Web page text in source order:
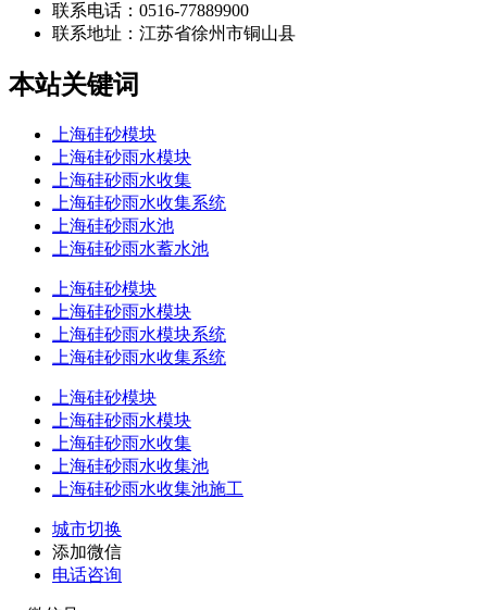
联系电话：0516-77889900
联系地址： 江苏省徐州市铜山县
本站关键词
上海硅砂模块
上海硅砂雨水模块
上海硅砂雨水收集
上海硅砂雨水收集系统
上海硅砂雨水池
上海硅砂雨水蓄水池
上海硅砂模块
上海硅砂雨水模块
上海硅砂雨水模块系统
上海硅砂雨水收集系统
上海硅砂模块
上海硅砂雨水模块
上海硅砂雨水收集
上海硅砂雨水收集池
上海硅砂雨水收集池施工
城市切换
添加微信
电话咨询